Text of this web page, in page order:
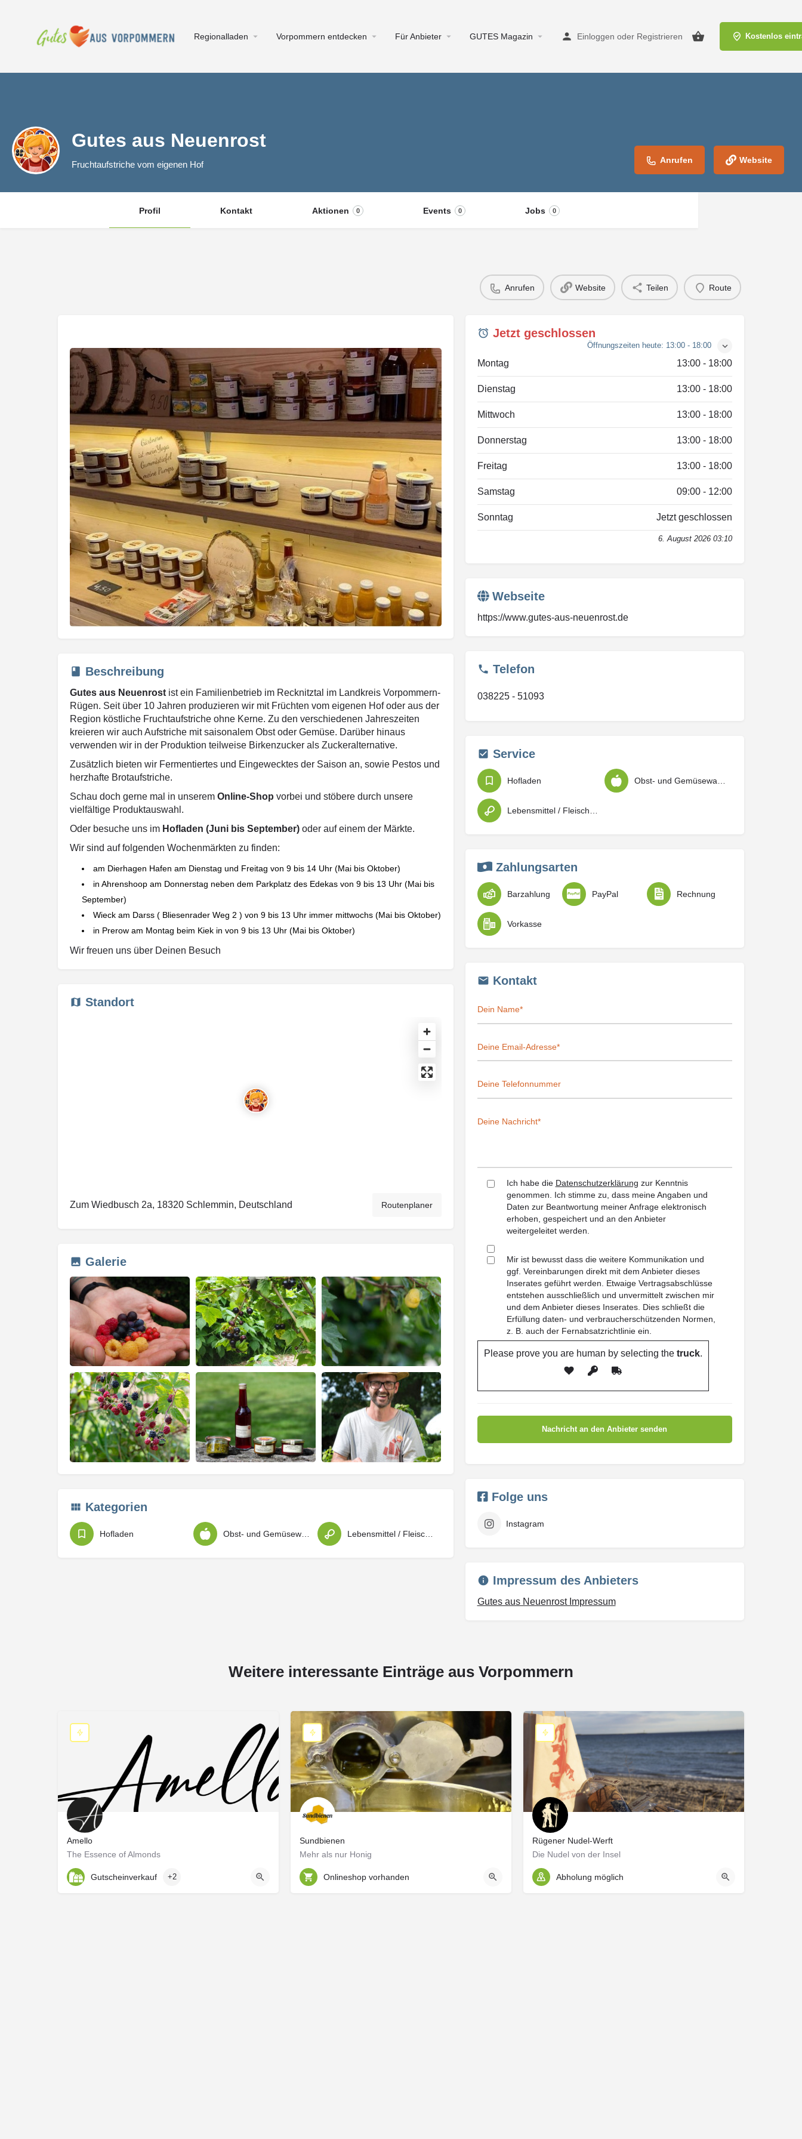
Regionalladen Vorpommern entdecken Für Anbieter GUTES Magazin Einloggen oder Registrieren Kostenlos
Gutes aus Neuenrost
Fruchtaufstriche vom eigenen Hof Anrufen Website
Profil Kontakt Aktionen 0 Events 0 Jobs 0
Anrufen Website Teilen Route
Beschreibung
Gutes aus Neuenrost ist ein Familienbetrieb im Recknitztal im Landkreis Vorpommern-
Rügen. Seit über 10 Jahren produzieren wir mit Früchten vom eigenen Hof oder aus der
Region köstliche Fruchtaufstriche ohne Kerne. Zu den verschiedenen Jahreszeiten
kreieren wir auch Aufstriche mit saisonalem Obst oder Gemüse. Darüber hinaus
verwenden wir in der Produktion teilweise Birkenzucker als Zuckeralternative.
Zusätzlich bieten wir Fermentiertes und Eingewecktes der Saison an, sowie Pestos und
herzhafte Brotaufstriche.
Schau doch gerne mal in unserem Online-Shop vorbei und stöbere durch unsere
vielfältige Produktauswahl.
Oder besuche uns im Hofladen (Juni bis September) oder auf einem der Märkte.
Wir sind auf folgenden Wochenmärkten zu finden:
am Dierhagen Hafen am Dienstag und Freitag von 9 bis 14 Uhr (Mai bis Oktober)
in Ahrenshoop am Donnerstag neben dem Parkplatz des Edekas von 9 bis 13 Uhr (Mai bis
September)
Wieck am Darss ( Bliesenrader Weg 2 ) von 9 bis 13 Uhr immer mittwochs (Mai bis Oktober)
in Prerow am Montag beim Kiek in von 9 bis 13 Uhr (Mai bis Oktober)
Wir freuen uns über Deinen Besuch
Standort
Zum Wiedbusch 2a, 18320 Schlemmin, Deutschland Routenplaner
Galerie
Kategorien
Hofladen Lebensmittel / Fleischwaren / Feinkost
Jetzt geschlossen
Öffnungszeiten heute: 13:00 - 18:00
Montag 13:00 - 18:00
Dienstag 13:00 - 18:00
Mittwoch 13:00 - 18:00
Donnerstag 13:00 - 18:00
Freitag 13:00 - 18:00
Samstag 09:00 - 12:00
Sonntag Jetzt geschlossen
6. August 2026 03:10
Webseite
https://www.gutes-aus-neuenrost.de
Telefon
038225 - 51093
Service
Hofladen
Zahlungsarten
Barzahlung PayPal Rechnung
Vorkasse
Kontakt
Ich habe die Datenschutzerklärung zur Kenntnis
genommen. Ich stimme zu, dass meine Angaben und
Daten zur Beantwortung meiner Anfrage elektronisch
erhoben, gespeichert und an den Anbieter
weitergeleitet werden.
Mir ist bewusst dass die weitere Kommunikation und
ggf. Vereinbarungen direkt mit dem Anbieter dieses
Inserates geführt werden. Etwaige Vertragsabschlüsse
entstehen ausschließlich und unvermittelt zwischen mir
und dem Anbieter dieses Inserates. Dies schließt die
Erfüllung daten- und verbraucherschützenden Normen,
z. B. auch der Fernabsatzrichtlinie ein.
Please prove you are human by selecting thetruck.
Folge uns
Instagram
Impressum des Anbieters
Gutes aus Neuenrost Impressum
Weitere interessante Einträge aus Vorpommern
Amello
The Essence of Almonds
Gutscheinverkauf +2
Sundbienen
Mehr als nur Honig
Onlineshop vorhanden
Rügener Nudel-Werft
Die Nudel von der Insel
Abholung möglich